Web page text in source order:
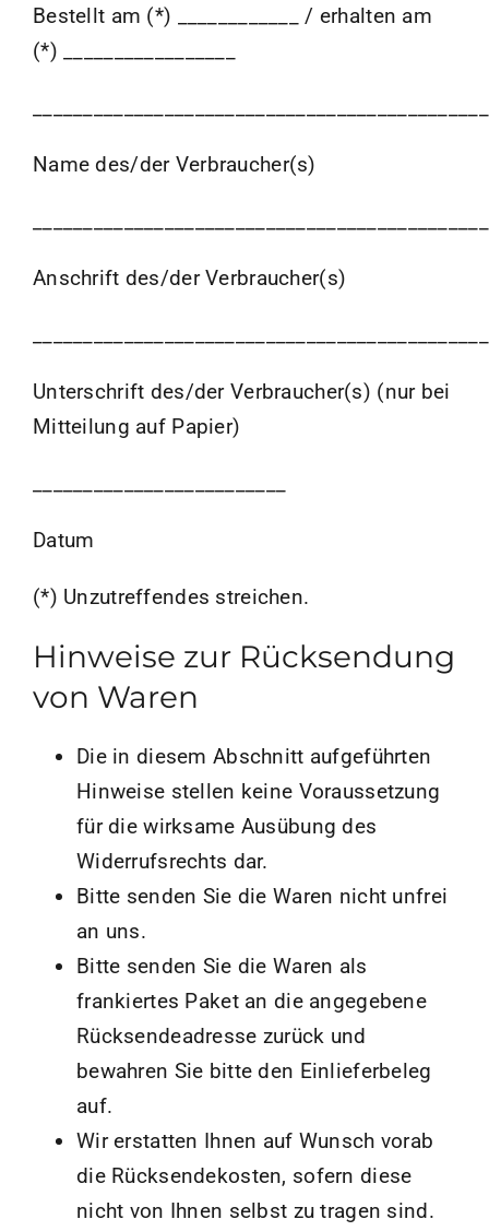
Bestellt am (*) ____________ / erhalten am
(*) _________________
Name des/der Verbraucher(s)
Anschrift des/der Verbraucher(s)
Unterschrift des/der Verbraucher(s) (nur bei
Mitteilung auf Papier)
Datum
(*) Unzutreffendes streichen.
Hinweise zur Rücksendung
von Waren
Die in diesem Abschnitt aufgeführten
Hinweise stellen keine Voraussetzung
für die wirksame Ausübung des
Widerrufsrechts dar.
Bitte senden Sie die Waren nicht unfrei
an uns.
Bitte senden Sie die Waren als
frankiertes Paket an die angegebene
Rücksendeadresse zurück und
bewahren Sie bitte den Einlieferbeleg
auf.
Wir erstatten Ihnen auf Wunsch vorab
die Rücksendekosten, sofern diese
nicht von Ihnen selbst zu tragen sind.